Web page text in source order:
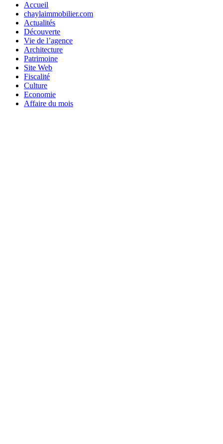
Accueil
chaylaimmobilier.com
Actualités
Découverte
Vie de l’agence
Architecture
Patrimoine
Site Web
Fiscalité
Culture
Economie
Affaire du mois